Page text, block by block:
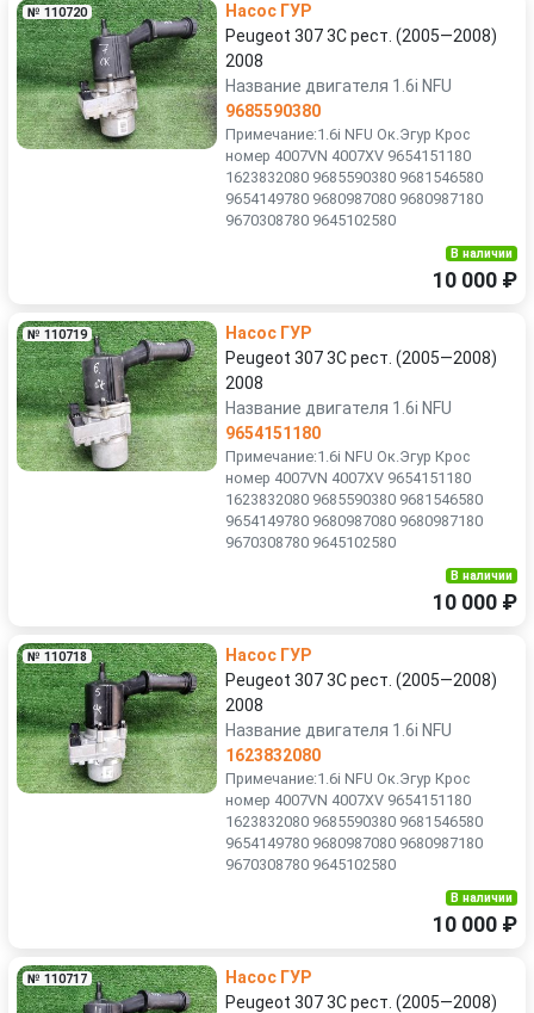
№ 110720
Насос ГУР
Peugeot 307 3C рест. (2005—2008)
2008
Название двигателя 1.6i NFU
9685590380
Примечание:1.6i NFU Ок.Эгур Крос
номер 4007VN 4007XV 9654151180
1623832080 9685590380 9681546580
9654149780 9680987080 9680987180
9670308780 9645102580
В наличии
10 000 ₽
№ 110719
Насос ГУР
Peugeot 307 3C рест. (2005—2008)
2008
Название двигателя 1.6i NFU
9654151180
Примечание:1.6i NFU Ок.Эгур Крос
номер 4007VN 4007XV 9654151180
1623832080 9685590380 9681546580
9654149780 9680987080 9680987180
9670308780 9645102580
В наличии
10 000 ₽
№ 110718
Насос ГУР
Peugeot 307 3C рест. (2005—2008)
2008
Название двигателя 1.6i NFU
1623832080
Примечание:1.6i NFU Ок.Эгур Крос
номер 4007VN 4007XV 9654151180
1623832080 9685590380 9681546580
9654149780 9680987080 9680987180
9670308780 9645102580
В наличии
10 000 ₽
№ 110717
Насос ГУР
Peugeot 307 3C рест. (2005—2008)